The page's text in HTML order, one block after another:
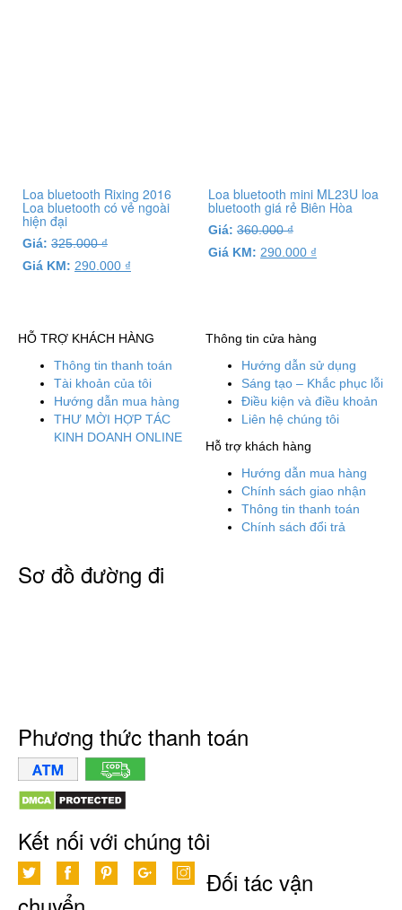
Loa bluetooth Rixing 2016
Loa bluetooth có vẻ ngoài
hiện đại
Giá: 325.000₫
Giá KM: 290.000 ₫
Loa bluetooth mini ML23U loa
bluetooth giá rẻ Biên Hòa
Giá: 360.000₫
Giá KM: 290.000 ₫
HỖ TRỢ KHÁCH HÀNG
Thông tin thanh toán
Tài khoản của tôi
Hướng dẫn mua hàng
THƯ MỜI HỢP TÁC
KINH DOANH ONLINE
Thông tin cửa hàng
Hướng dẫn sử dụng
Sáng tạo – Khắc phục lỗi
Điều kiện và điều khoản
Liên hệ chúng tôi
Hỗ trợ khách hàng
Hướng dẫn mua hàng
Chính sách giao nhận
Thông tin thanh toán
Chính sách đổi trả
Sơ đồ đường đi
Phương thức thanh toán
Kết nối với chúng tôi
Đối tác vận